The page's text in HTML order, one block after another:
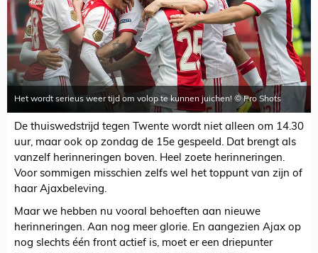
Het wordt serieus weer tijd om volop te kunnen juichen! © Pro Shots
De thuiswedstrijd tegen Twente wordt niet alleen om 14.30
uur, maar ook op zondag de 15e gespeeld. Dat brengt als
vanzelf herinneringen boven. Heel zoete herinneringen.
Voor sommigen misschien zelfs wel het toppunt van zijn of
haar Ajaxbeleving.
Maar we hebben nu vooral behoeften aan nieuwe
herinneringen. Aan nog meer glorie. En aangezien Ajax op
nog slechts één front actief is, moet er een driepunter